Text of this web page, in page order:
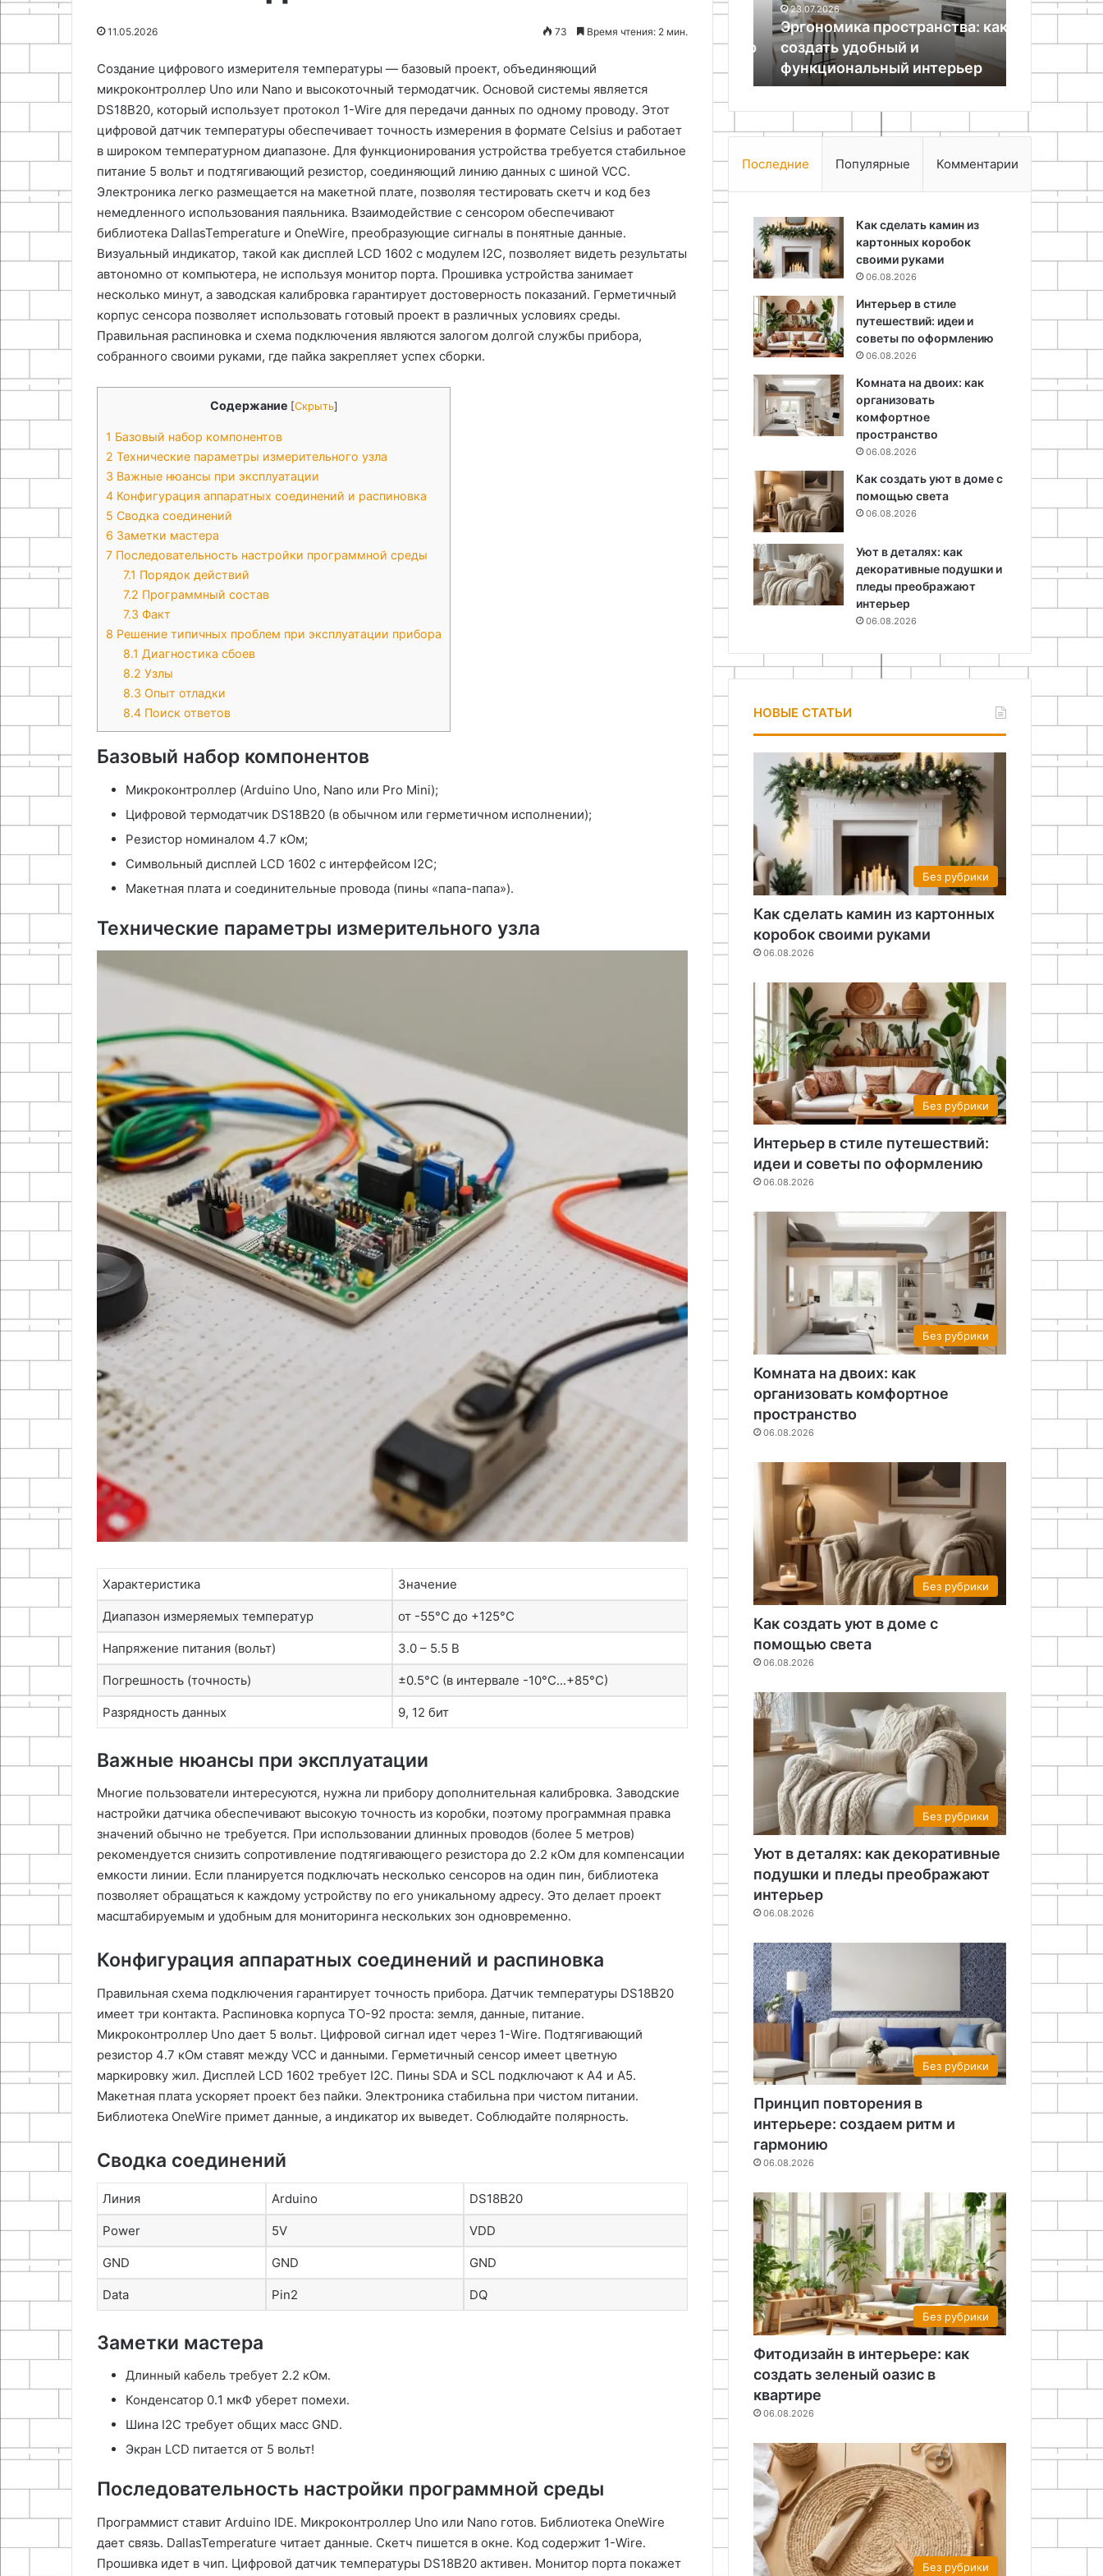
11.05.2026 73 Время чтения: 2 мин.
Создание цифрового измерителя температуры — базовый проект, объединяющий
микроконтроллер Uno или Nano и высокоточный термодатчик․ Основой системы является
DS18B20, который использует протокол 1-Wire для передачи данных по одному проводу․ Этот
цифровой датчик температуры обеспечивает точность измерения в формате Celsius и работает
в широком температурном диапазоне․ Для функционирования устройства требуется стабильное
питание 5 вольт и подтягивающий резистор, соединяющий линию данных с шиной VCC․
Электроника легко размещается на макетной плате, позволяя тестировать скетч и код без
немедленного использования паяльника․ Взаимодействие с сенсором обеспечивают
библиотека DallasTemperature и OneWire, преобразующие сигналы в понятные данные․
Визуальный индикатор, такой как дисплей LCD 1602 с модулем I2C, позволяет видеть результаты
автономно от компьютера, не используя монитор порта․ Прошивка устройства занимает
несколько минут, а заводская калибровка гарантирует достоверность показаний․ Герметичный
корпус сенсора позволяет использовать готовый проект в различных условиях среды․
Правильная распиновка и схема подключения являются залогом долгой службы прибора,
собранного своими руками, где пайка закрепляет успех сборки․
Содержание [Скрыть]
1 Базовый набор компонентов
2 Технические параметры измерительного узла
3 Важные нюансы при эксплуатации
4 Конфигурация аппаратных соединений и распиновка
5 Сводка соединений
6 Заметки мастера
7 Последовательность настройки программной среды
7.1 Порядок действий
7.2 Программный состав
7.3 Факт
8 Решение типичных проблем при эксплуатации прибора
8.1 Диагностика сбоев
8.2 Узлы
8.3 Опыт отладки
8.4 Поиск ответов
Базовый набор компонентов
Микроконтроллер (Arduino Uno, Nano или Pro Mini);
Цифровой термодатчик DS18B20 (в обычном или герметичном исполнении);
Резистор номиналом 4․7 кОм;
Символьный дисплей LCD 1602 с интерфейсом I2C;
Макетная плата и соединительные провода (пины «папа-папа»)․
Технические параметры измерительного узла
Характеристика Значение
Диапазон измеряемых температур от -55°C до +125°C
Напряжение питания (вольт) 3․0 – 5․5 В
Погрешность (точность) ±0․5°C (в интервале -10°C․․․+85°C)
Разрядность данных 9, 12 бит
Важные нюансы при эксплуатации
Многие пользователи интересуются, нужна ли прибору дополнительная калибровка․ Заводские
настройки датчика обеспечивают высокую точность из коробки, поэтому программная правка
значений обычно не требуется․ При использовании длинных проводов (более 5 метров)
рекомендуется снизить сопротивление подтягивающего резистора до 2․2 кОм для компенсации
емкости линии․ Если планируется подключать несколько сенсоров на один пин, библиотека
позволяет обращаться к каждому устройству по его уникальному адресу․ Это делает проект
масштабируемым и удобным для мониторинга нескольких зон одновременно․
Конфигурация аппаратных соединений и распиновка
Правильная схема подключения гарантирует точность прибора․ Датчик температуры DS18B20
имеет три контакта․ Распиновка корпуса TO-92 проста: земля, данные, питание․
Микроконтроллер Uno дает 5 вольт․ Цифровой сигнал идет через 1-Wire․ Подтягивающий
резистор 4․7 кОм ставят между VCC и данными․ Герметичный сенсор имеет цветную
маркировку жил․ Дисплей LCD 1602 требует I2C․ Пины SDA и SCL подключают к A4 и A5․
Макетная плата ускоряет проект без пайки․ Электроника стабильна при чистом питании․
Библиотека OneWire примет данные, а индикатор их выведет․ Соблюдайте полярность․
Сводка соединений
Линия Arduino DS18B20
Power 5V VDD
GND GND GND
Data Pin2 DQ
Заметки мастера
Длинный кабель требует 2․2 кОм․
Конденсатор 0․1 мкФ уберет помехи․
Шина I2C требует общих масс GND․
Экран LCD питается от 5 вольт!
Последовательность настройки программной среды
Программист ставит Arduino IDE․ Микроконтроллер Uno или Nano готов․ Библиотека OneWire
дает связь․ DallasTemperature читает данные․ Скетч пишется в окне․ Код содержит 1-Wire․
Прошивка идет в чип․ Цифровой датчик температуры DS18B20 активен․ Монитор порта покажет
23.04.2026
Инструментарий и
техническое оснащение для
домашней мастерской
вещей
пробудить
внутреннего
художника
Как выбрать мастер-класс по
рисованию и пробудить своего
внутреннего художника
функциональный
интерьер
23.07.2026
Эргономика пространства: как
создать удобный и
функциональный интерьер
Монтаж
Последние Популярные Комментарии
Как сделать камин из
картонных коробок
своими руками
06.08.2026
Интерьер в стиле
путешествий: идеи и
советы по оформлению
06.08.2026
Комната на двоих: как
организовать
комфортное
пространство
06.08.2026
Как создать уют в доме с
помощью света
06.08.2026
Уют в деталях: как
декоративные подушки и
пледы преображают
интерьер
06.08.2026
НОВЫЕ СТАТЬИ
Без рубрики
Как сделать камин из картонных
коробок своими руками
06.08.2026
Без рубрики
Интерьер в стиле путешествий:
идеи и советы по оформлению
06.08.2026
Без рубрики
Комната на двоих: как
организовать комфортное
пространство
06.08.2026
Без рубрики
Как создать уют в доме с
помощью света
06.08.2026
Без рубрики
Уют в деталях: как декоративные
подушки и пледы преображают
интерьер
06.08.2026
Без рубрики
Принцип повторения в
интерьере: создаем ритм и
гармонию
06.08.2026
Без рубрики
Фитодизайн в интерьере: как
создать зеленый оазис в
квартире
06.08.2026
Без рубрики